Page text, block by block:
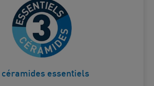
céramides essentiels
la barrière cutanée.